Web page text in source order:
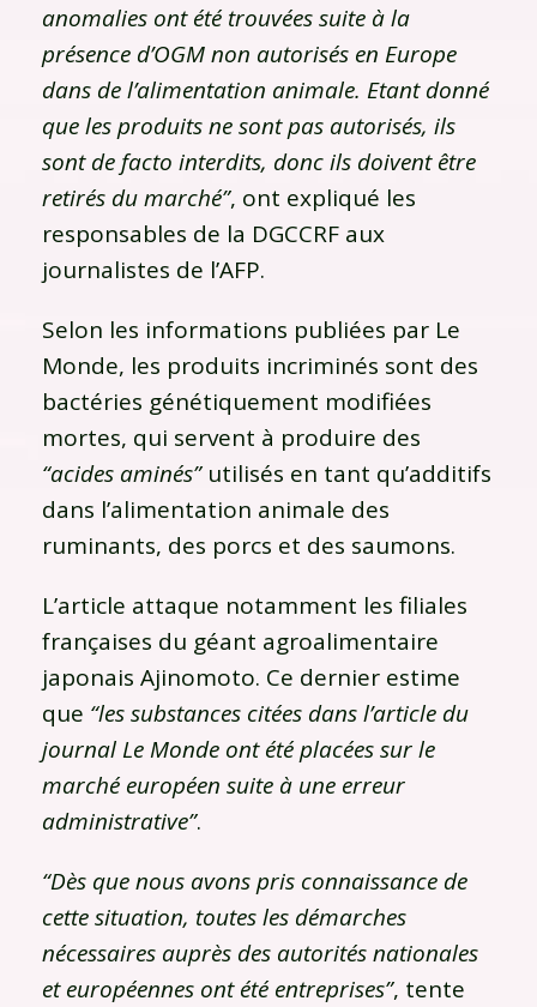
anomalies ont été trouvées suite à la
présence d’OGM non autorisés en Europe
dans de l’alimentation animale. Etant donné
que les produits ne sont pas autorisés, ils
sont de facto interdits, donc ils doivent être
retirés du marché”, ont expliqué les
responsables de la DGCCRF aux
journalistes de l’AFP.
Selon les informations publiées par Le
Monde, les produits incriminés sont des
bactéries génétiquement modifiées
mortes, qui servent à produire des
“acides aminés”utilisés en tant qu’additifs
dans l’alimentation animale des
ruminants, des porcs et des saumons.
L’article attaque notamment les filiales
françaises du géant agroalimentaire
japonais Ajinomoto. Ce dernier estime
que “les substances citées dans l’article du
journal Le Monde ont été placées sur le
marché européen suite à une erreur
administrative”.
“Dès que nous avons pris connaissance de
cette situation, toutes les démarches
nécessaires auprès des autorités nationales
et européennes ont été entreprises”, tente